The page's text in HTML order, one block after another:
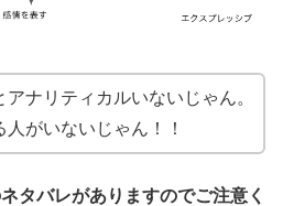
アナリティカルいないじゃん。
がいないじゃん！！
タバレがありますのでご注意く